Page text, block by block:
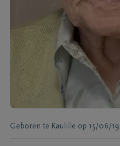
Geboren te Kaulille op 15/06/